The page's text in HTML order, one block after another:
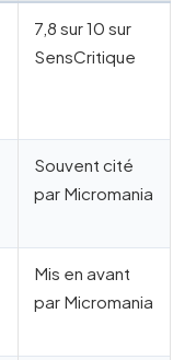
7,8 sur 10 sur
SensCritique
Souvent cité
par Micromania
Mis en avant
par Micromania